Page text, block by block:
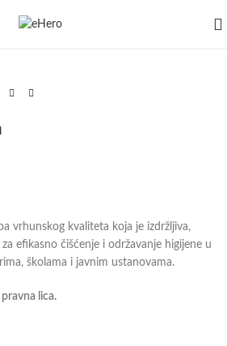
vrhunskog kvaliteta koja je izdržljiva,
efikasno čišćenje i održavanje higijene u
školama i javnim ustanovama.
lica.